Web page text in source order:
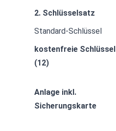
2. Schlüsselsatz
Standard-Schlüssel
kostenfreie Schlüssel
(12)
Anlage inkl.
Sicherungskarte